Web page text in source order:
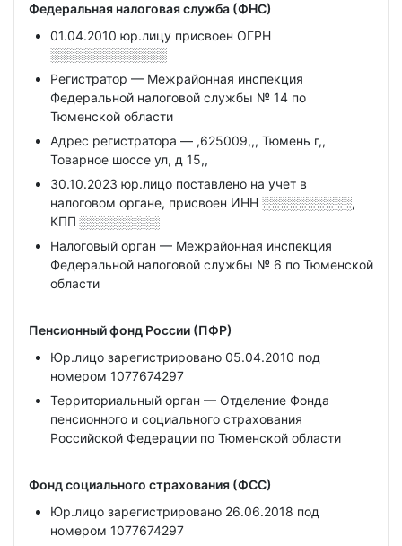
Федеральная налоговая служба (ФНС)
01.04.2010 юр.лицу присвоен ОГРН
░░░░░░░░░░░░░
Регистратор — Межрайонная инспекция
Федеральной налоговой службы № 14 по
Тюменской области
Адрес регистратора — ,625009,,, Тюмень г,,
Товарное шоссе ул, д 15,,
30.10.2023 юр.лицо поставлено на учет в
налоговом органе, присвоен ИНН ░░░░░░░░░░,
КПП ░░░░░░░░░
Налоговый орган — Межрайонная инспекция
Федеральной налоговой службы № 6 по Тюменской
области
Пенсионный фонд России (ПФР)
Юр.лицо зарегистрировано 05.04.2010 под
номером 1077674297
Территориальный орган — Отделение Фонда
пенсионного и социального страхования
Российской Федерации по Тюменской области
Фонд социального страхования (ФСС)
Юр.лицо зарегистрировано 26.06.2018 под
номером 1077674297